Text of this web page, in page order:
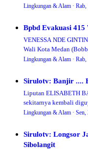
beliung di Desa Pintu
Lingkungan & Alam ·
Bpbd Evakuasi
VENESSA NDE
Wali Kota Medan
warga saat memimpin
Lingkungan & Alam ·
Sirulotv: Banjir ....
Liputan ELISABETH
sekitarnya kembali
hujan masih terus
Lingkungan & Alam · Sen,
Sirulotv: Longsor
Sibolangit